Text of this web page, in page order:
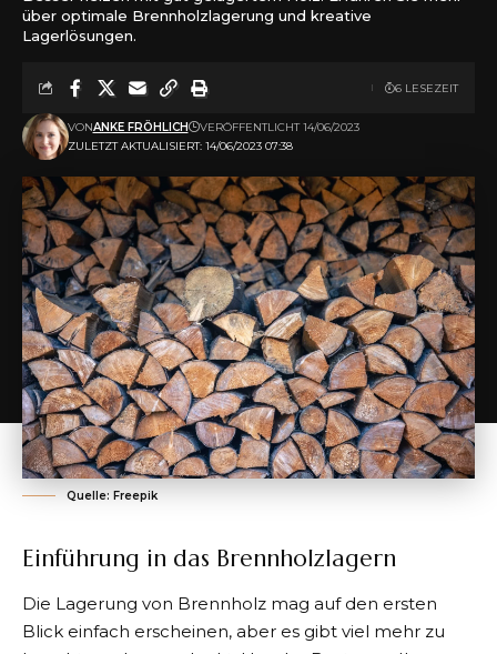
über optimale Brennholzlagerung und kreative
Lagerlösungen.
ZULETZT AKTUALISIERT: 14/06/2023 07:38
VONANKE FRÖHLICH VERÖFFENTLICHT 14/06/2023
6 LESEZEIT
Quelle: Freepik
Einführung in das Brennholzlagern
Die Lagerung von Brennholz mag auf den ersten
Blick einfach erscheinen, aber es gibt viel mehr zu